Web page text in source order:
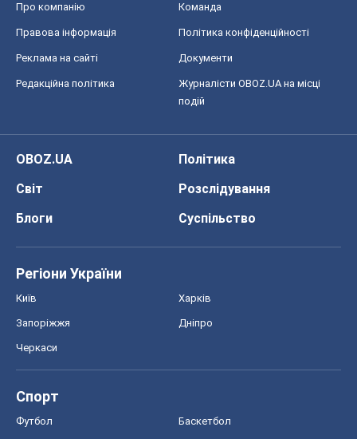
Про компанію Команда
Правова інформація Політика конфіденційності
Реклама на сайті Документи
Редакційна політика
Журналісти OBOZ.UA на місці
подій
OBOZ.UA
Політика
Світ
Розслідування
Блоги
Суспільство
Регіони України
Київ Харків
Запоріжжя Дніпро
Черкаси
Спорт
Футбол Баскетбол